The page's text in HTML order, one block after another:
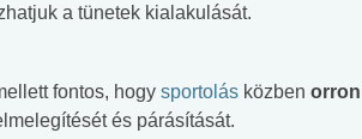
a tünetek kialakulását.
fontos, hogy sportolás közben orron
és párásítását.